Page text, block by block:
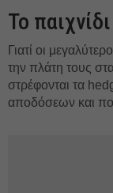
Το
Γιατί οι
την πλάτη τους
στρέφονται τα
αποδόσεων και